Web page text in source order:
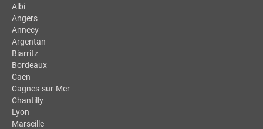
Albi
Angers
Annecy
Argentan
Biarritz
Bordeaux
Caen
Cagnes-sur-Mer
Chantilly
Lyon
Marseille